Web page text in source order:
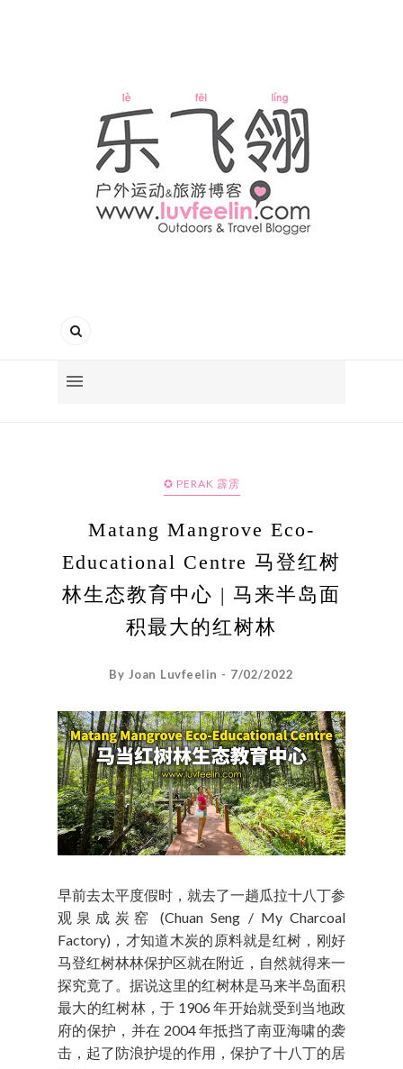
✪ PERAK 霹雳
Matang Mangrove Eco-
Educational Centre 马登红树
林生态教育中心 | 马来半岛面
积最大的红树林
By Joan Luvfeelin - 7/02/2022
早前去太平度假时，就去了一趟瓜拉十八丁参
观泉成炭窑 (Chuan Seng / My Charcoal
Factory)，才知道木炭的原料就是红树，刚好
马登红树林林保护区就在附近，自然就得来一
探究竟了。据说这里的红树林是马来半岛面积
最大的红树林，于 1906 年开始就受到当地政
府的保护，并在 2004 年抵挡了南亚海啸的袭
击，起了防浪护堤的作用，保护了十八丁的居